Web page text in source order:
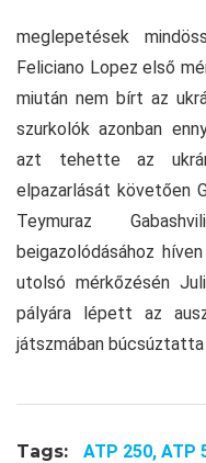
meglepetések
Feliciano Lopez első
miután nem bírt az
szurkolók azonban
azt tehette az
elpazarlását követően
Teymuraz
beigazolódásához
utolsó mérkőzésén
pályára lépett az
játszmában búcsúztatta
Tags: ATP 250, ATP